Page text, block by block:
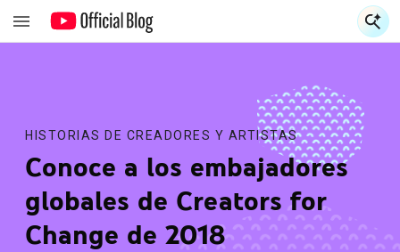
HISTORIAS DE CREADORES Y ARTISTAS
Conoce a los embajadores
globales de Creators for
Change de 2018